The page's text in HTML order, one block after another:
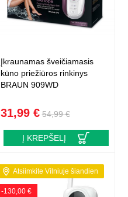
Įkraunamas šveičiamasis
kūno priežiūros rinkinys
BRAUN 909WD
31,99 € 54,99 €
Į KREPŠELĮ
Atsiimkite Vilniuje šiandien
-130,00 €